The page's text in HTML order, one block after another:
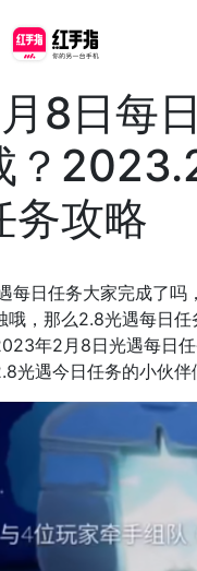
8日每
？
务攻略
每日任务大家完成了吗
哦，那么2.8光遇每日
年2月8日光遇每日
光遇今日任务的小伙伴